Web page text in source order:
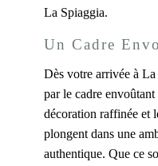
La Spiaggia.
Un Cadre
Dès votre arrivée à
par le cadre
décoration raffinée et
plongent dans une
authentique. Que ce